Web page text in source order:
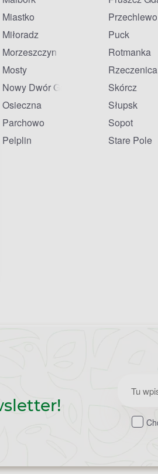
Miastko
Miłoradz
Morzeszczyn
Mosty
Nowy Dwór Gdański
Osieczna
Parchowo
Pelplin
Przechlewo
Puck
Rotmanka
Rzeczenica
Skórcz
Słupsk
Sopot
Stare Pole
do